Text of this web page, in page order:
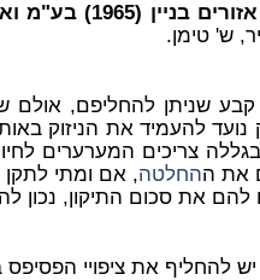
ש' טימן.
קבע שניתן להחליפם, אולם
להעמיד את הניזוק
צריכים המערערים
החלטה, אם ומתי
את סכום התיקון, נכון
להחליף את ציפויי הפסיפס